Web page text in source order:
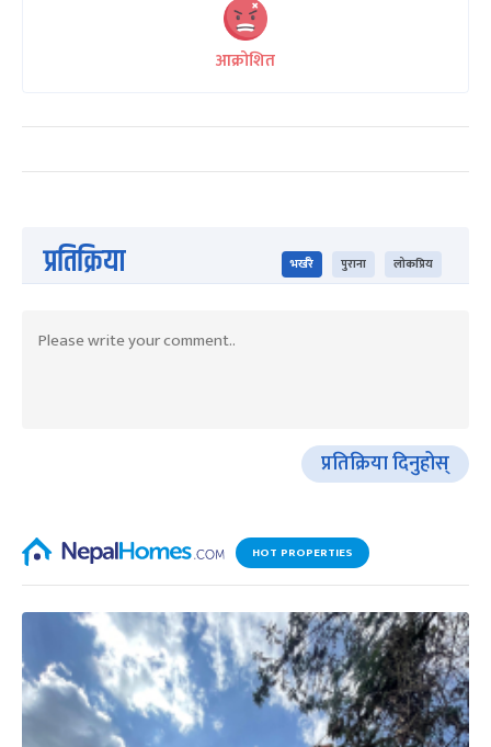
आक्रोशित
प्रतिक्रिया भर्खरै पुराना लोकप्रिय
प्रतिक्रिया दिनुहोस्
HOT PROPERTIES